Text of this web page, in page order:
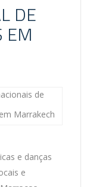
DE
EM
Marrakech
e danças
e